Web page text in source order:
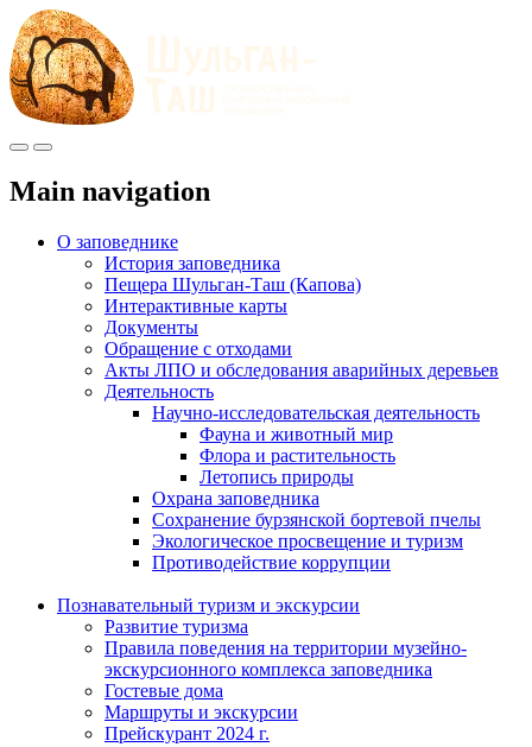
МенюИнфо
Main navigation
О заповеднике
История заповедника
Пещера Шульган-Таш (Капова)
Интерактивные карты
Документы
Обращение с отходами
Акты ЛПО и обследования аварийных деревьев
Деятельность
Научно-исследовательская деятельность
Фауна и животный мир
Флора и растительность
Летопись природы
Охрана заповедника
Сохранение бурзянской бортевой пчелы
Экологическое просвещение и туризм
Противодействие коррупции
Познавательный туризм и экскурсии
Развитие туризма
Правила поведения на территории музейно-
экскурсионного комплекса заповедника
Гостевые дома
Маршруты и экскурсии
Прейскурант 2024 г.